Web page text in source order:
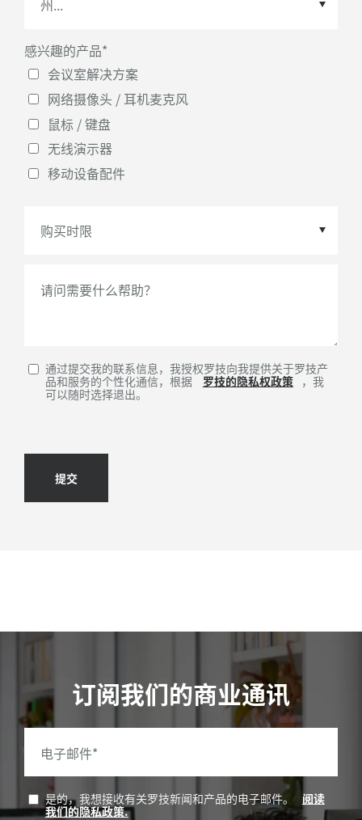
州
感兴趣的产品*
会议室解决方案
网络摄像头 / 耳机麦克风
鼠标 / 键盘
无线演示器
移动设备配件
购买时限 *
请问需要什么帮助？
通过提交我的联系信息，我授权罗技向我提供关于罗技产
品和服务的个性化通信，根据
罗技的隐私权政策
，我
可以随时选择退出。
提交
订阅我们的商业通讯
电子邮件*
是的，我想接收有关罗技新闻和产品的电子邮件。
阅读
我们的隐私政策.